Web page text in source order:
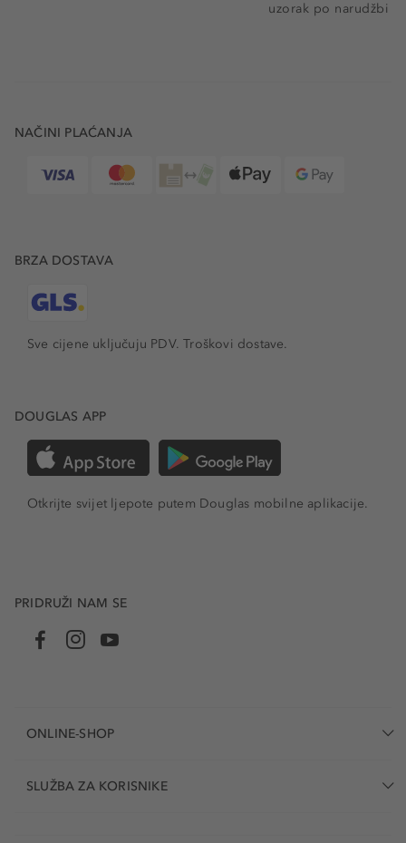
uzorak po narudžbi
NAČINI PLAĆANJA
BRZA DOSTAVA
Sve cijene uključuju PDV.Troškovi dostave.
DOUGLAS APP
Otkrijte svijet ljepote putem Douglas mobilne aplikacije.
PRIDRUŽI NAM SE
ONLINE-SHOP
SLUŽBA ZA KORISNIKE